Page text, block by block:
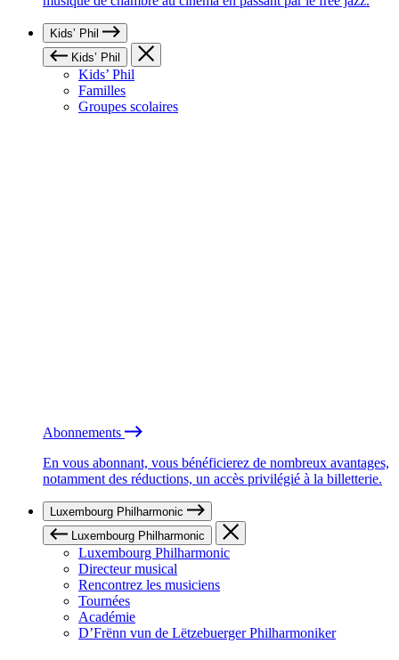
Kids’ Phil
Kids’ Phil
Kids’ Phil
Familles
Groupes scolaires
Abonnements
En vous abonnant, vous bénéficierez de nombreux avantages,
notamment des réductions, un accès privilégié à la billetterie.
Luxembourg Philharmonic
Luxembourg Philharmonic
Luxembourg Philharmonic
Directeur musical
Rencontrez les musiciens
Tournées
Académie
D’Frënn vun de Lëtzebuerger Philharmoniker